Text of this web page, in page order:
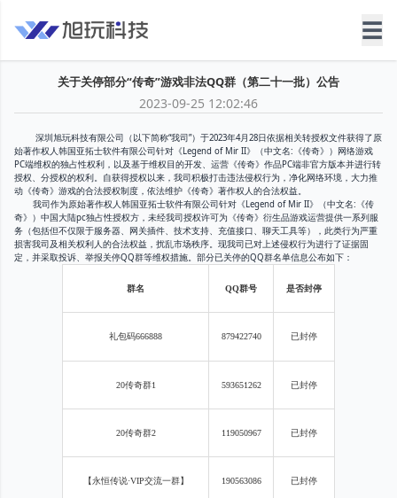
☰
关于关停部分“传奇”游戏非法QQ群（第二十一批）公告
2023-09-25 12:02:46
深圳旭玩科技有限公司（以下简称“我司”）于2023年4月28日依据相关转授权文件获得了原
始著作权人韩国亚拓士软件有限公司针对《Legend of Mir II》（中文名:《传奇》）网络游戏
PC端维权的独占性权利，以及基于维权目的开发、运营《传奇》作品PC端非官方版本并进行转
授权、分授权的权利。自获得授权以来，我司积极打击违法侵权行为，净化网络环境，大力推
动《传奇》游戏的合法授权制度，依法维护《传奇》著作权人的合法权益。
我司作为原始著作权人韩国亚拓士软件有限公司针对《Legend of Mir II》（中文名:《传
奇》）中国大陆pc独占性授权方，未经我司授权许可为《传奇》衍生品游戏运营提供一系列服
务（包括但不仅限于服务器、网关插件、技术支持、充值接口、聊天工具等），此类行为严重
损害我司及相关权利人的合法权益，扰乱市场秩序。现我司已对上述侵权行为进行了证据固
定，并采取投诉、举报关停QQ群等维权措施。部分已关停的QQ群名单信息公布如下：
群名 QQ群号 是否封停
礼包码666888 879422740 已封停
20传奇群1 593651262 已封停
20传奇群2 119050967 已封停
【永恒传说·VIP交流一群】 190563086 已封停